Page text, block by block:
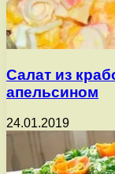
Салат из
апельсином
24.01.2019